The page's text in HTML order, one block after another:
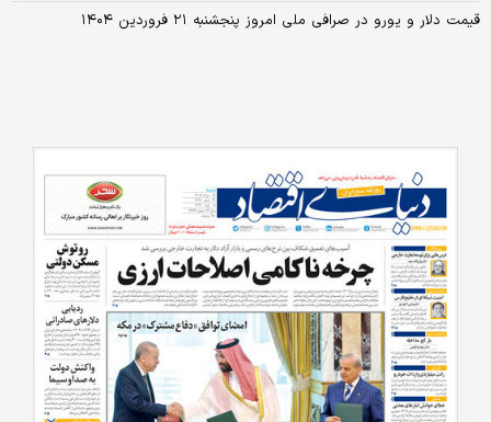
قیمت دلار و یورو در صرافی ملی امروز پنجشنبه ۲۱ فروردین ۱۴۰۴